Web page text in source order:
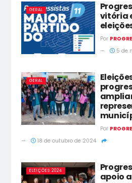
GERAL
vitória
Por
5 de
GERAL
Por
18 de outubro de 2024
ELEIÇÕES 2024
apoio